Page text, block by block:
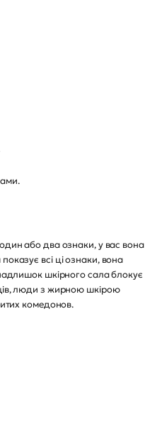
або два ознаки, у вас вона
всі ці ознаки, вона
шкірного сала блокує
люди з жирною шкірою
комедонов.